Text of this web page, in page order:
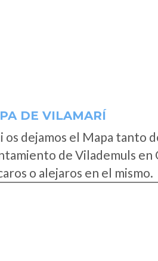
DE VILAMARÍ
os dejamos el Mapa tanto
de Vilademuls en
o alejaros en el mismo.